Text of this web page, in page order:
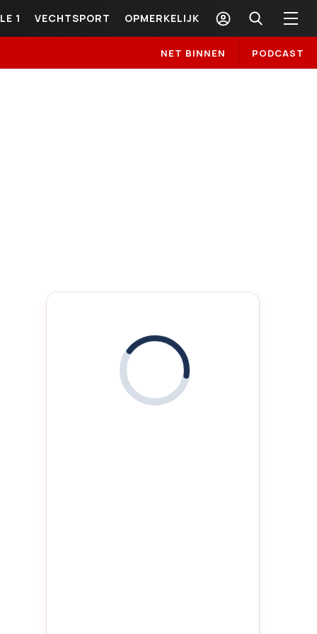
1 VECHTSPORT OPMERKELIJK
NET BINNEN PODCAST